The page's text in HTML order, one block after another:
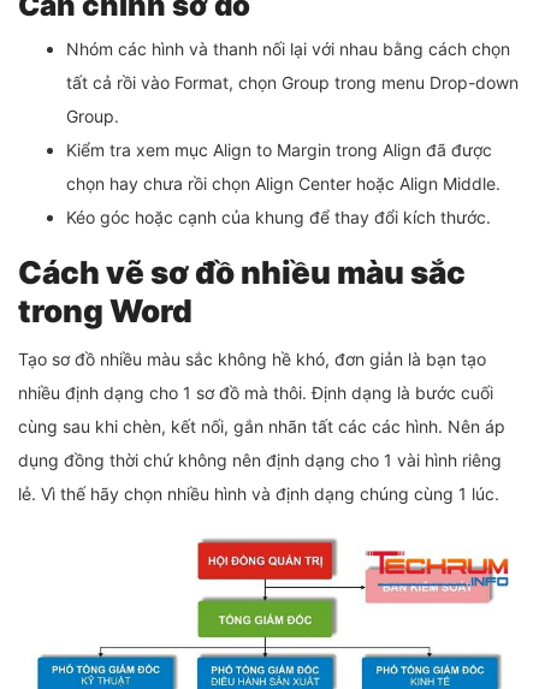
Nhóm các hình và thanh nối lại với nhau bằng cách chọn
tất cả rồi vào Format, chọn Group trong menu Drop-down
Group.
Kiểm tra xem mục Align to Margin trong Align đã được
chọn hay chưa rồi chọn Align Center hoặc Align Middle.
Kéo góc hoặc cạnh của khung để thay đổi kích thước.
Cách vẽ sơ đồ nhiều màu sắc
trong Word
Tạo sơ đồ nhiều màu sắc không hề khó, đơn giản là bạn tạo
nhiều định dạng cho 1 sơ đồ mà thôi. Định dạng là bước cuối
cùng sau khi chèn, kết nối, gắn nhãn tất các các hình. Nên áp
dụng đồng thời chứ không nên định dạng cho 1 vài hình riêng
lẻ. Vì thế hãy chọn nhiều hình và định dạng chúng cùng 1 lúc.